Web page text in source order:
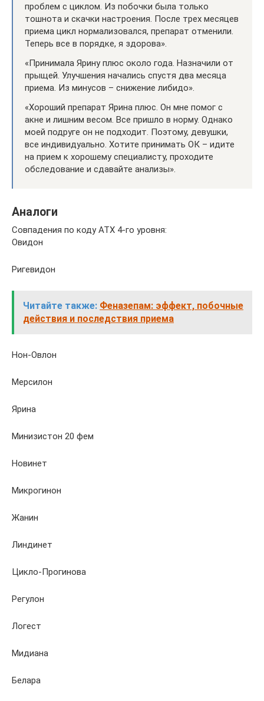
проблем с циклом. Из побочки была только
тошнота и скачки настроения. После трех месяцев
приема цикл нормализовался, препарат отменили.
Теперь все в порядке, я здорова».
«Принимала Ярину плюс около года. Назначили от
прыщей. Улучшения начались спустя два месяца
приема. Из минусов – снижение либидо».
«Хороший препарат Ярина плюс. Он мне помог с
акне и лишним весом. Все пришло в норму. Однако
моей подруге он не подходит. Поэтому, девушки,
все индивидуально. Хотите принимать ОК – идите
на прием к хорошему специалисту, проходите
обследование и сдавайте анализы».
Аналоги
Совпадения по коду АТХ 4-го уровня:
Овидон
Ригевидон
Читайте также: Феназепам: эффект, побочные
действия и последствия приема
Нон-Овлон
Мерсилон
Ярина
Минизистон 20 фем
Новинет
Микрогинон
Жанин
Линдинет
Цикло-Прогинова
Регулон
Логест
Мидиана
Белара